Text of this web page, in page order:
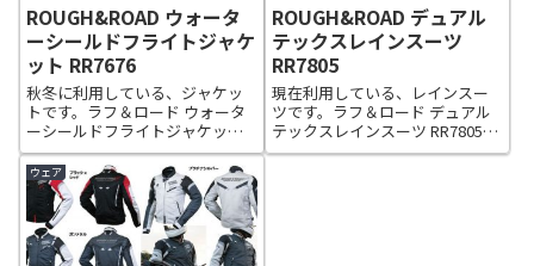
ROUGH&ROAD ウォータ
ーシールドフライトジャケ
ット RR7676
秋冬に利用している、ジャケッ
トです。ラフ＆ロード ウォータ
ーシールドフライトジャケット
RR7676本体＋インナー＋襟の組
み合わせで一年を通して着用可
能にした汎用性の高いジャケッ
トです。フェイクファーの襟を
オンオフで異なる表情を楽しめ
ます。...
ROUGH&ROAD デュアル
テックスレインスーツ
RR7805
現在利用している、レインスー
ツです。ラフ＆ロード デュアル
テックスレインスーツ RR7805防
水・透湿、ラフ＆ロードのオー
ウェア